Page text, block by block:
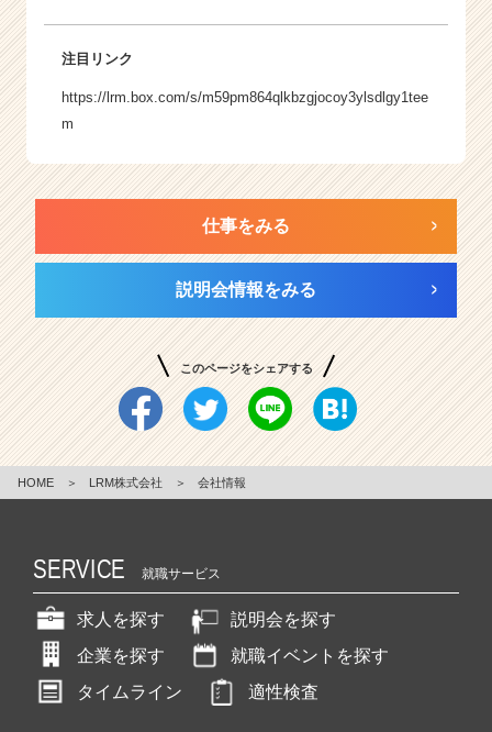
注目リンク
https://lrm.box.com/s/m59pm864qlkbzgjocoy3ylsdlgy1tee
m
仕事をみる
説明会情報をみる
このページをシェアする
HOME ＞ LRM株式会社 ＞ 会社情報
SERVICE 就職サービス
求人を探す
説明会を探す
企業を探す
就職イベントを探す
タイムライン
適性検査